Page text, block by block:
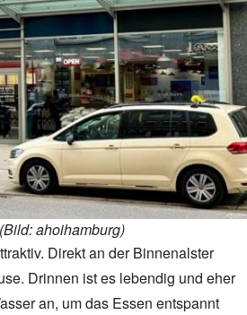
ahoihamburg)
Direkt an der Binnenalster
Drinnen ist es lebendig und eher
an, um das Essen entspannt